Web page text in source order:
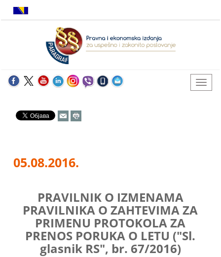
05.08.2016.
PRAVILNIK O IZMENAMA
PRAVILNIKA O ZAHTEVIMA ZA
PRIMENU PROTOKOLA ZA
PRENOS PORUKA O LETU ("Sl.
glasnik RS", br. 67/2016)